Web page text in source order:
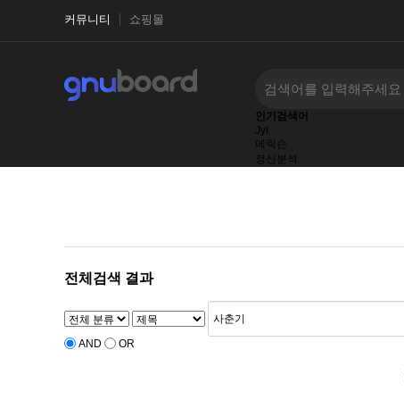
커뮤니티 쇼핑몰
인기검색어
JyI
에릭슨
정신분석
전체검색 결과
AND OR